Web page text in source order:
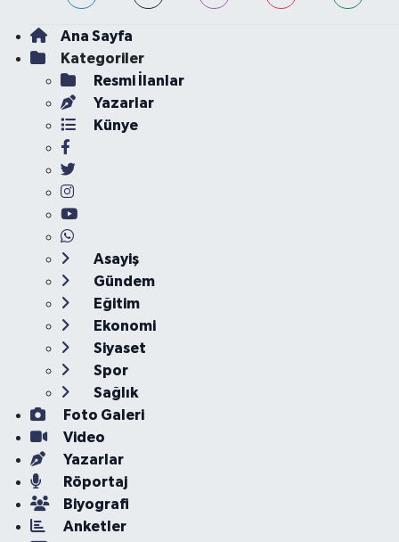
Ana Sayfa
Kategoriler
Resmi İlanlar
Yazarlar
Künye
Asayiş
Gündem
Eğitim
Ekonomi
Siyaset
Spor
Sağlık
Foto Galeri
Video
Yazarlar
Röportaj
Biyografi
Anketler